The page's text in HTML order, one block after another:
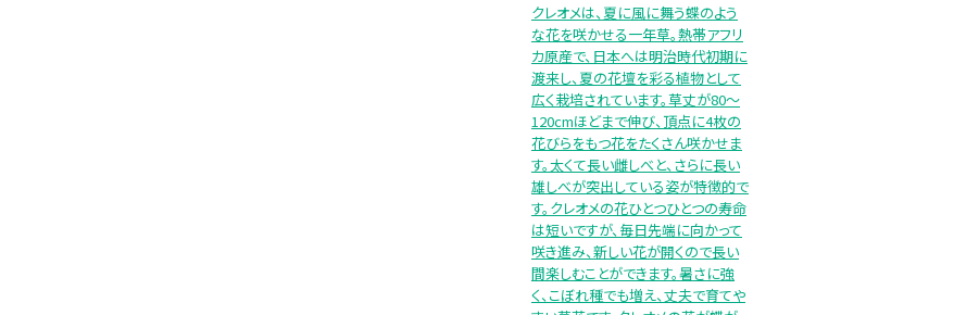
クレオメは、夏に風に舞う蝶のよう
な花を咲かせる一年草。熱帯アフリ
カ原産で、日本へは明治時代初期に
渡来し、夏の花壇を彩る植物として
広く栽培されています。草丈が80～
120cmほどまで伸び、頂点に4枚の
花びらをもつ花をたくさん咲かせま
す。太くて長い雌しべと、さらに長い
雄しべが突出している姿が特徴的で
す。クレオメの花ひとつひとつの寿命
は短いですが、毎日先端に向かって
咲き進み、新しい花が開くので長い
間楽しむことができます。暑さに強
く、こぼれ種でも増え、丈夫で育てや